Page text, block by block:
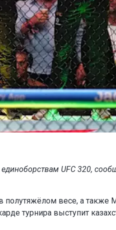
UFC 320,
полутяжёлом весе, а также
турнира выступит